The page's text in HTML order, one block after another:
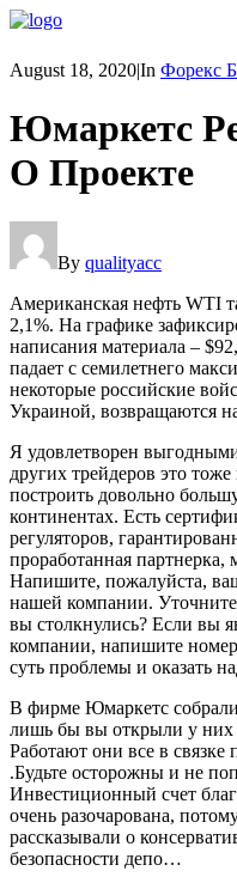
August 18, 2020|In Форекс
Юмаркетс
О Проекте
By qualityacc
Американская нефть WTI
2,1%. На графике
написания материала –
падает с семилетнего
некоторые российские
Украиной, возвращаются
Я удовлетворен
других трейдеров это
построить довольно
континентах. Есть
регуляторов,
проработанная партнерка,
Напишите, пожалуйста,
нашей компании.
вы столкнулись? Если вы
компании, напишите номер
суть проблемы и оказать
В фирме Юмаркетс
лишь бы вы открыли у них
Работают они все в
.Будьте осторожны и не
Инвестиционный счет
очень разочарована,
рассказывали о
безопасности депо…